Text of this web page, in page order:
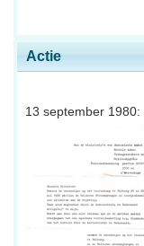
Actie
13 september 1980: